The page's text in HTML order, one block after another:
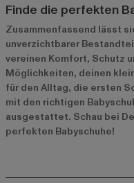
Finde die perfekten
Zusammenfassend lässt
unverzichtbarer
vereinen Komfort, Schutz
Möglichkeiten, deinen
für den Alltag, die ersten
mit den richtigen
ausgestattet. Schau bei
perfekten Babyschuhe!